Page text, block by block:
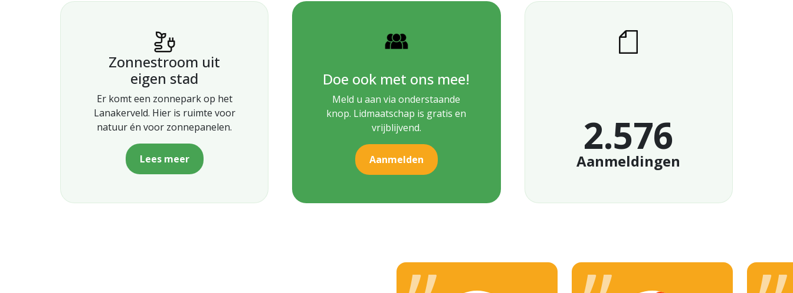
Zonnestroom uit
eigen stad
Er komt een zonnepark op het
Lanakerveld. Hier is ruimte voor
natuur én voor zonnepanelen.
Lees meer
Doe ook met ons mee!
Meld u aan via onderstaande
knop. Lidmaatschap is gratis en
vrijblijvend.
Aanmelden 2.800
Aanmeldingen